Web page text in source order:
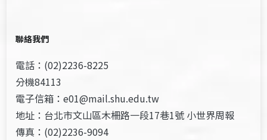
聯絡我們
電話：(02)2236-8225
分機84113
電子信箱：e01@mail.shu.edu.tw
地址：台北市文山區木柵路一段17巷1號 小世界周報
傳真：(02)2236-9094